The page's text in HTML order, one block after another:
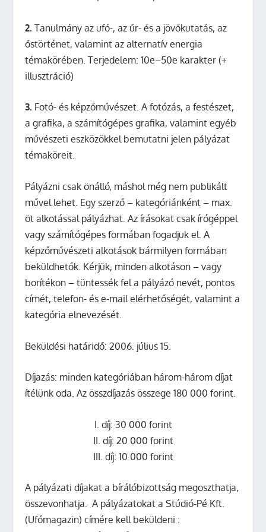
2. Tanulmány az ufó-, az űr- és a jövőkutatás, az
őstörténet, valamint az alternatív energia
témakörében. Terjedelem: 10e–50e karakter (+
illusztráció)
3. Fotó- és képzőművészet. A fotózás, a festészet,
a grafika, a számítógépes grafika, valamint egyéb
művészeti eszközökkel bemutatni jelen pályázat
témaköreit.
Pályázni csak önálló, máshol még nem publikált
művel lehet. Egy szerző – kategóriánként – max.
öt alkotással pályázhat. Az írásokat csak írógéppel
vagy számítógépes formában fogadjuk el. A
képzőművészeti alkotások bármilyen formában
beküldhetők. Kérjük, minden alkotáson – vagy
borítékon – tüntessék fel a pályázó nevét, pontos
címét, telefon- és e-mail elérhetőségét, valamint a
kategória elnevezését.
Beküldési határidő: 2006. július 15.
Díjazás: minden kategóriában három-három díjat
ítélünk oda. Az összdíjazás összege 180 000 forint.
I. díj: 30 000 forint
II. díj: 20 000 forint
III. díj: 10 000 forint
A pályázati díjakat a bírálóbizottság megoszthatja,
összevonhatja. A pályázatokat a Stúdió-Pé Kft.
(Ufómagazin) címére kell beküldeni :